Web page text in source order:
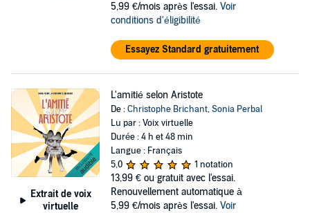
5,99 €/mois après l'essai. Voir
conditions d'éligibilité
Essayez Standard gratuitement
Extrait de voix
virtuelle
L'amitié selon Aristote
De :Christophe Brichant,Sonia Perbal
Lu par : Voix virtuelle
Durée : 4 h et 48 min
Langue : Français
5,0
1 notation
13,99 € ou gratuit avec l'essai.
Renouvellement automatique à
5,99 €/mois après l'essai. Voir